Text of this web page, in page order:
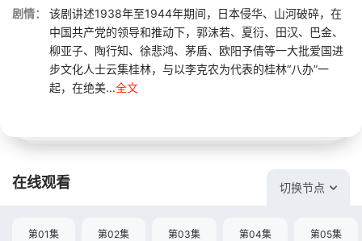
剧情：
该剧讲述1938年至1944年期间，日本侵华、山河破碎，在
中国共产党的领导和推动下，郭沫若、夏衍、田汉、巴金、
柳亚子、陶行知、徐悲鸿、茅盾、欧阳予倩等一大批爱国进
步文化人士云集桂林，与以李克农为代表的桂林“八办”一
起，在绝美...全文
在线观看 切换节点
第01集 第02集 第03集 第04集 第05集